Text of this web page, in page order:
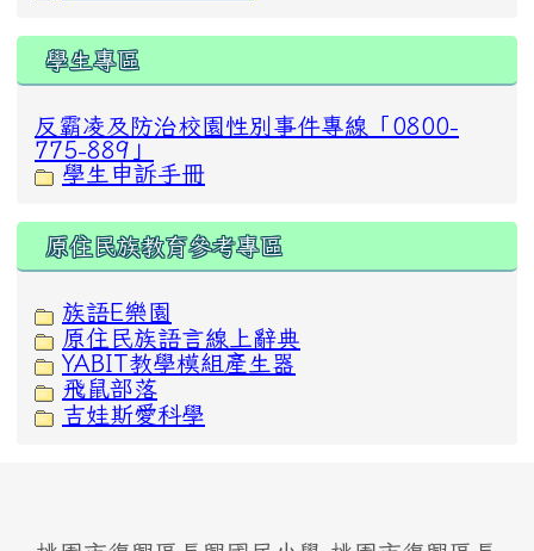
學生專區
反霸凌及防治校園性別事件專線「0800-
775-889」
學生申訴手冊
原住民族教育參考專區
族語E樂園
原住民族語言線上辭典
YABIT教學模組產生器
飛鼠部落
吉娃斯愛科學